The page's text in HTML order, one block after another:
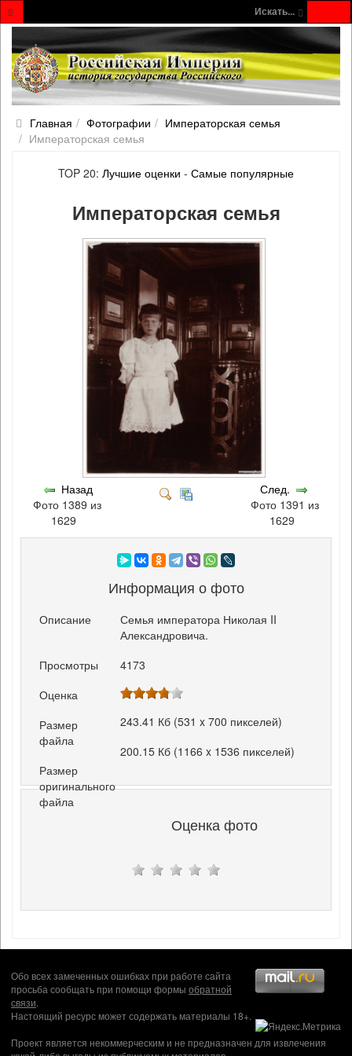
Искать...
Главная Фотографии
Императорская семья
Императорская семья
TOP 20: Лучшие оценки - Самые популярные
Императорская семья
Назад
Фото 1389 из
1629
След.
Фото 1391 из
1629
Информация о фото
Описание
Семья императора Николая II
Александровича.
Просмотры
4173
Оценка
Размер
файла
243.41 Кб (531 x 700 пикселей)
Размер
оригинального
файла
200.15 Кб (1166 x 1536 пикселей)
Оценка фото
Обо всех замеченных ошибках при работе сайта
просьба сообщать при помощи формы обратной
связи.
Настоящий ресурс может содержать материалы 18+.
Проект является некоммерческим и не предназначен для извлечения